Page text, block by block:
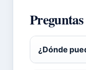
¿Dónde